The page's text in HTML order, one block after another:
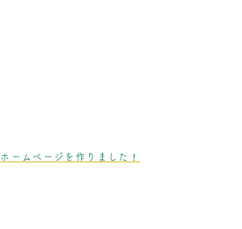
ホームページを作りました！